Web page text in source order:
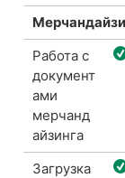
Работа с
документ
ами
мерчанд
айзинга
Загрузка